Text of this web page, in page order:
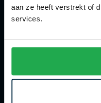
aan ze heeft verstrekt of
services.
Winkel